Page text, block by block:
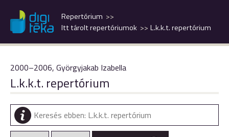
L.k.k.t. repertórium
Itt tárolt repertóriumok
Repertórium
2000–2006, Györgyjakab Izabella
L.k.k.t. repertórium